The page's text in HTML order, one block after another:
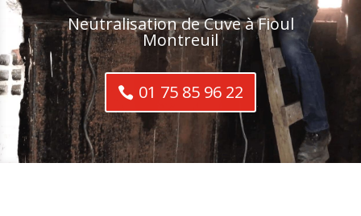
Neutralisation de Cuve à Fioul
Montreuil
01 75 85 96 22